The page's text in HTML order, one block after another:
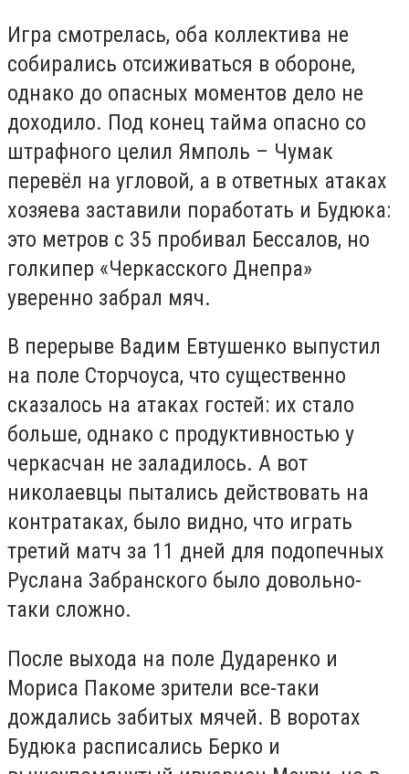
Игра смотрелась, оба коллектива не
собирались отсиживаться в обороне,
однако до опасных моментов дело не
доходило. Под конец тайма опасно со
штрафного целил Ямполь – Чумак
перевёл на угловой, а в ответных атаках
хозяева заставили поработать и Будюка:
это метров с 35 пробивал Бессалов, но
голкипер «Черкасского Днепра»
уверенно забрал мяч.
В перерыве Вадим Евтушенко выпустил
на поле Сторчоуса, что существенно
сказалось на атаках гостей: их стало
больше, однако с продуктивностью у
черкасчан не заладилось. А вот
николаевцы пытались действовать на
контратаках, было видно, что играть
третий матч за 11 дней для подопечных
Руслана Забранского было довольно-
таки сложно.
После выхода на поле Дударенко и
Мориса Пакоме зрители все-таки
дождались забитых мячей. В воротах
Будюка расписались Берко и